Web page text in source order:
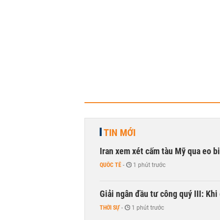
TIN MỚI
Iran xem xét cấm tàu Mỹ qua eo
QUỐC TẾ - 1 phút trước
Giải ngân đầu tư công quý III:
THỜI SỰ - 1 phút trước